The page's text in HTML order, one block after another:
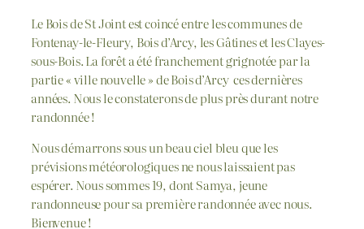
Le Bois de St Joint est coincé entre les communes de
Fontenay-le-Fleury, Bois d’Arcy, les Gâtines et les Clayes-
sous-Bois. La forêt a été franchement grignotée par la
partie « ville nouvelle » de Bois d’Arcy ces dernières
années. Nous le constaterons de plus près durant notre
randonnée !
Nous démarrons sous un beau ciel bleu que les
prévisions météorologiques ne nous laissaient pas
espérer. Nous sommes 19, dont Samya, jeune
randonneuse pour sa première randonnée avec nous.
Bienvenue !